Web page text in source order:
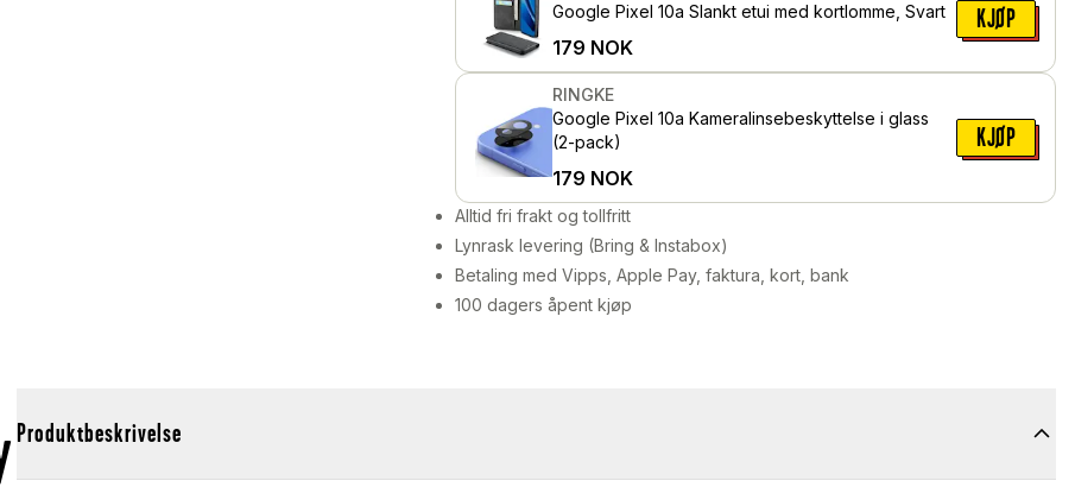
Google Pixel 10a Slankt etui med kortlomme, Svart
179 NOK
KJØP
RINGKE
Google Pixel 10a Kameralinsebeskyttelse i glass
(2-pack)
179 NOK
KJØP
Alltid fri frakt og tollfritt
Lynrask levering (Bring & Instabox)
Betaling med Vipps, Apple Pay, faktura, kort, bank
100 dagers åpent kjøp
Produktbeskrivelse